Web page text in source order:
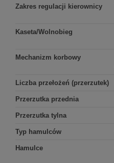
Zakres regulacji kierownicy
Kaseta/Wolnobieg
Mechanizm korbowy
Liczba przełożeń (przerzutek)
Przerzutka przednia
Przerzutka tylna
Typ hamulców
Hamulce